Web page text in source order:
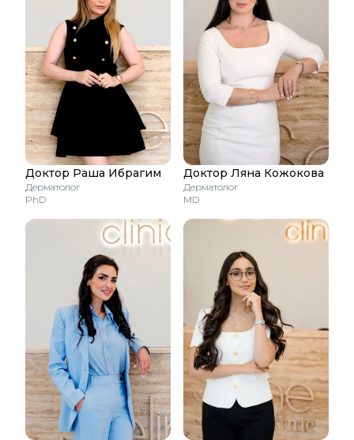
Доктор Раша Ибрагим
Дерматолог
PhD
Доктор Ляна Кожокова
Дерматолог
MD